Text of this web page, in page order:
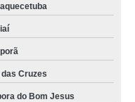
das Cruzes
do Bom Jesus